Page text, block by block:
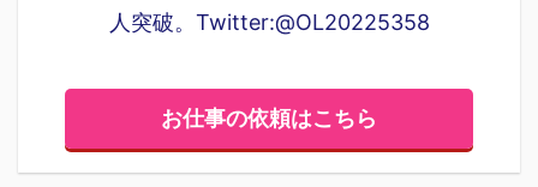
人突破。Twitter:@OL20225358
お仕事の依頼はこちら